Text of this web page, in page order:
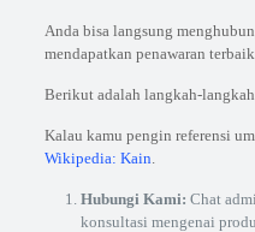
Anda bisa langsung
mendapatkan penawaran
Berikut adalah langkah-
Kalau kamu pengin referensi
Wikipedia: Kain.
Hubungi Kami: Chat
konsultasi mengenai